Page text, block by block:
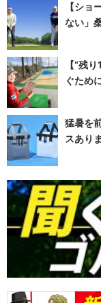
【ショ
ない」
【“残
ぐため
猛暑を
スあり